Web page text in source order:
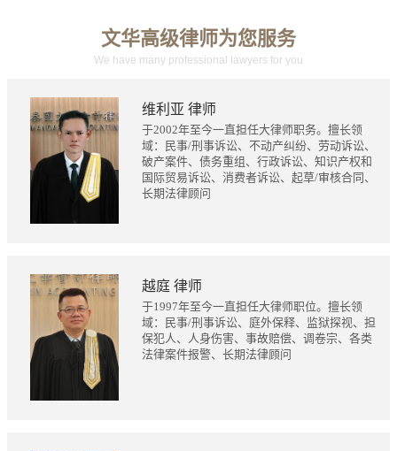
文华高级律师为您服务
We have many professional lawyers for you
维利亚 律师
于2002年至今一直担任大律师职务。擅长领
域：民事/刑事诉讼、不动产纠纷、劳动诉讼、
破产案件、债务重组、行政诉讼、知识产权和
国际贸易诉讼、消费者诉讼、起草/审核合同、
长期法律顾问
越庭 律师
于1997年至今一直担任大律师职位。擅长领
域：民事/刑事诉讼、庭外保释、监狱探视、担
保犯人、人身伤害、事故赔偿、调卷宗、各类
法律案件报警、长期法律顾问